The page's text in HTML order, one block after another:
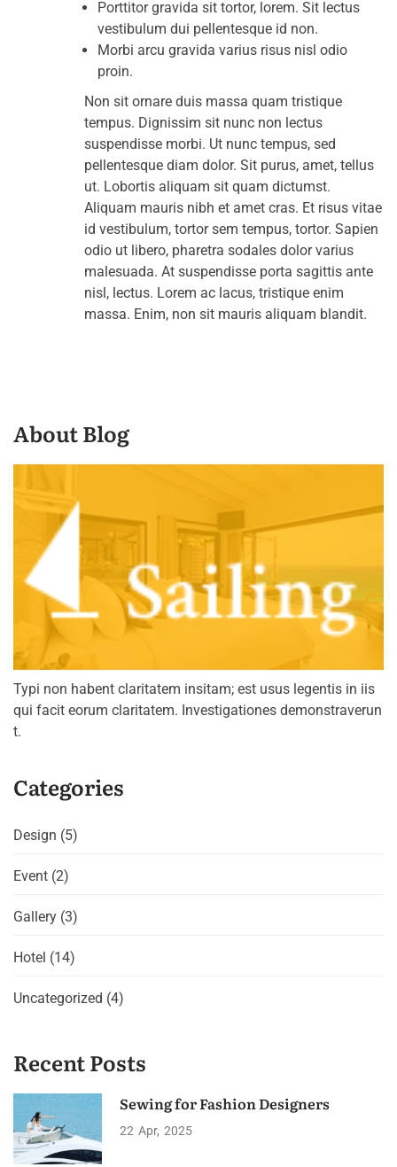
Porttitor gravida sit tortor, lorem. Sit lectus
vestibulum dui pellentesque id non.
Morbi arcu gravida varius risus nisl odio
proin.
Non sit ornare duis massa quam tristique
tempus. Dignissim sit nunc non lectus
suspendisse morbi. Ut nunc tempus, sed
pellentesque diam dolor. Sit purus, amet, tellus
ut. Lobortis aliquam sit quam dictumst.
Aliquam mauris nibh et amet cras. Et risus vitae
id vestibulum, tortor sem tempus, tortor. Sapien
odio ut libero, pharetra sodales dolor varius
malesuada. At suspendisse porta sagittis ante
nisl, lectus. Lorem ac lacus, tristique enim
massa. Enim, non sit mauris aliquam blandit.
About Blog
Typi non habent claritatem insitam; est usus legentis in iis
qui facit eorum claritatem. Investigationes demonstraverun
t.
Categories
Design (5)
Event (2)
Gallery (3)
Hotel (14)
Uncategorized (4)
Recent Posts
Sewing for Fashion Designers
22 Apr 2025